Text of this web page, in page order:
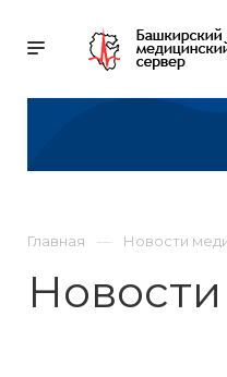
Главная Новости
Новости